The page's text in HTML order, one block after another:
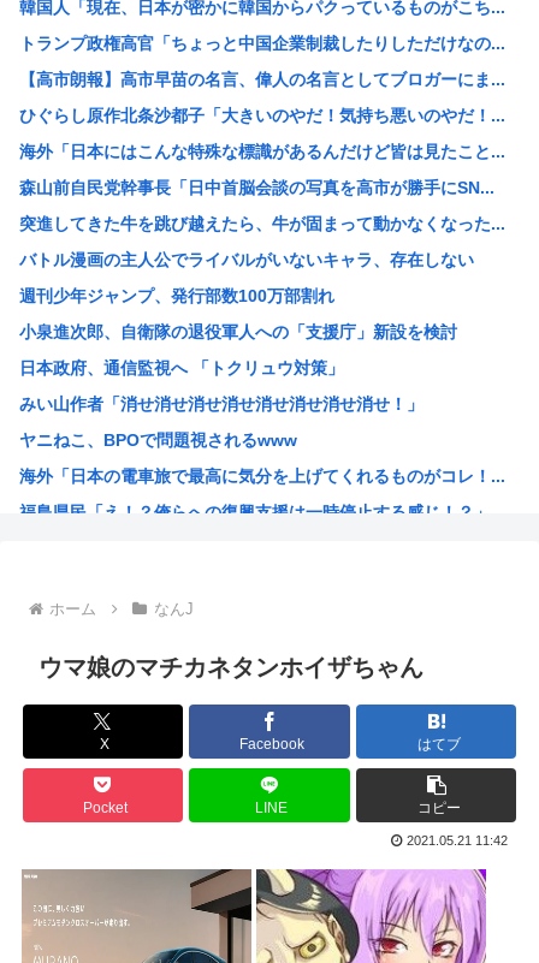
【消費税率1％】 「下げるのが筋なんですけど…」消費減税...
ワイ「どう見ても熟女AVのパッケージにしか見えん商品宣伝...
元ジャンポケ斉藤被告、懲役7年を求刑される
AI活用すればするほど残業が増える現実
中国「大洪水！」中国ダム「決壊」地元民「公式発表より死者...
名古屋城本丸御殿の柱に修復不能な傷 「りょうじ」と「カイ...
【閲覧注意】元臆女キャバ嬢の首吊り自●配信、拡散されまく...
【悲報】山里亮太さん、一般人のツイートに反撃開始www
ゼレンスキー大統領、対日外交に不満か…大使らへ強化指示
【画像】椎名林檎（38）「チュートリアル徳井と対談か…ち...
【画像】木村沙織(39)の最新お●ぱいがガチでヤベえええ...
今日ガストで胸糞悪いことがあった→…カップルとバトルして...
【画像】“ルフィ”強盗事件、幹部の男に懲役20年の有罪判...
【悲報】医者「娘さん、ダウン症です」キラキラ女さん「人生...
韓国人「現在、日本が密かに韓国からパクっているものがこち...
トランプ政権高官「ちょっと中国企業制裁したりしただけなの...
【高市朗報】高市早苗の名言、偉人の名言としてブロガーにま...
ひぐらし原作北条沙都子「大きいのやだ！気持ち悪いのやだ！...
海外「日本にはこんな特殊な標識があるんだけど皆は見たこと...
森山前自民党幹事長「日中首脳会談の写真を高市が勝手にSN...
突進してきた牛を跳び越えたら、牛が固まって動かなくなった...
バトル漫画の主人公でライバルがいないキャラ、存在しない
週刊少年ジャンプ、発行部数100万部割れ
小泉進次郎、自衛隊の退役軍人への「支援庁」新設を検討
日本政府、通信監視へ 「トクリュウ対策」
みい山作者「消せ消せ消せ消せ消せ消せ消せ消せ！」
ヤニねこ、BPOで問題視されるwww
海外「日本の電車旅で最高に気分を上げてくれるものがコレ！...
福島県民「え！？俺らへの復興支援は一時停止する感じ！？」...
ガンダムSEEDの新台パチ●コ、またコケるwww
高市早苗熊本視察PVを映像ディレクターが本気で分析した結...
来週のハンターハンタータイソンとツベッパ王子TSK17に...
『ヤニねこ』の喫煙や覚醒剤の注射シーン、青少年への影響を...
海外「これが文明か！」日本に比べて超石器時代だった英国に...
ゼレンスキー大統領「日本の支援は大きくない」3兆円も支援...
「沢城みゆき」「悠木碧」「坂本真綾」「黒沢ともよ」パチ●...
「安倍晋三」「麻生太郎」「石原慎太郎」「高市早苗」 無礼...
漫画「人間を舐めるなよ…！」←こういう展開好きなんやが
ホーム なんJ
ウマ娘のマチカネタンホイザちゃん
X Facebook はてブ
Pocket LINE コピー
2021.05.21 11:42